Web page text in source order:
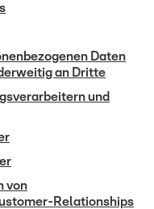
Daten
an Dritte
und
von
Relationships